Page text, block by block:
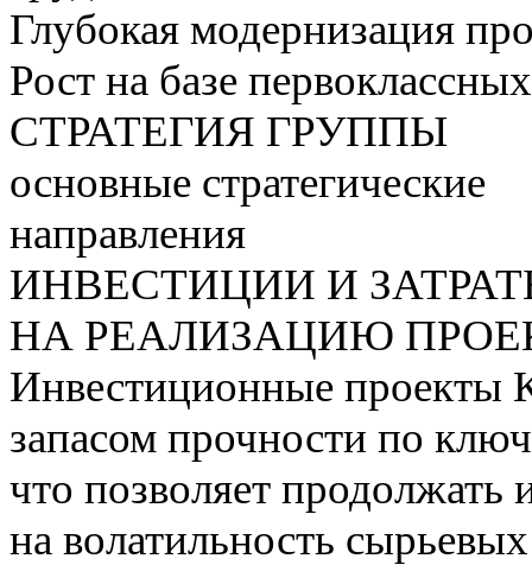
Глубокая модернизация
Рост на базе
СТРАТЕГИЯ ГРУППЫ
основные стратегические
направления
ИНВЕСТИЦИИ И
НА РЕАЛИЗАЦИЮ
Инвестиционные проекты
запасом прочности по
что позволяет продолжать
на волатильность